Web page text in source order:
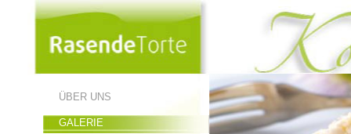
ÜBER UNS
GALERIE